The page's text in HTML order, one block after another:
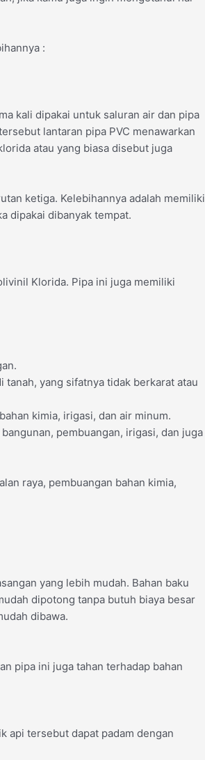
:
kali dipakai untuk saluran air dan pipa
lantaran pipa PVC menawarkan
atau yang biasa disebut juga
ketiga. Kelebihannya adalah memiliki
dipakai dibanyak tempat.
Klorida. Pipa ini juga memiliki
yang sifatnya tidak berkarat atau
kimia, irigasi, dan air minum.
pembuangan, irigasi, dan juga
raya, pembuangan bahan kimia,
yang lebih mudah. Bahan baku
dipotong tanpa butuh biaya besar
dibawa.
pipa ini juga tahan terhadap bahan
api tersebut dapat padam dengan